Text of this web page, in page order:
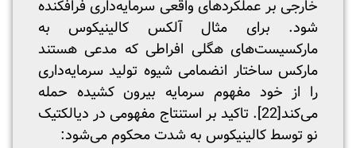
خارجی بر عملکردهای واقعی سرمایه‌داری فرافکنده
شود. برای مثال آلکس کالینیکوس به
مارکسیست‌های هگلی افراطی که مدعی هستند
مارکس ساختار انضمامی شیوه تولید سرمایه‌داری
را از خود مفهوم سرمایه بیرون کشیده حمله
می‌کند[22]
. تاکید بر استنتاج مفهومی در دیالکتیک
نو توسط کالینیکوس به شدت محکوم می‌شود: